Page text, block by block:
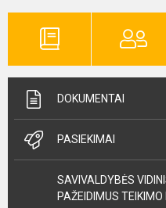
DOKUMENTAI
PASIEKIMAI
SAVIVALDYBĖS
PAŽEIDIMUS